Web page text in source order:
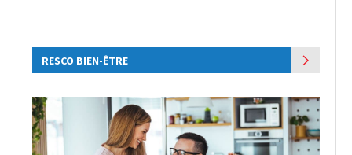
RESCO BIEN-ÊTRE